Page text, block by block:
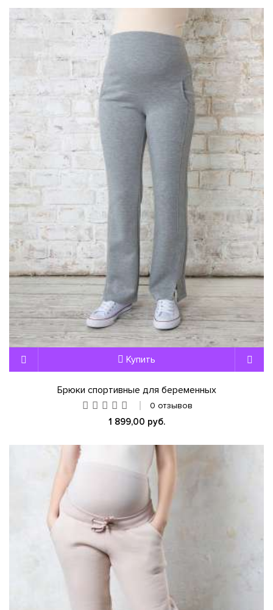
Купить
Брюки спортивные для беременных
0 отзывов
1 899,00 руб.